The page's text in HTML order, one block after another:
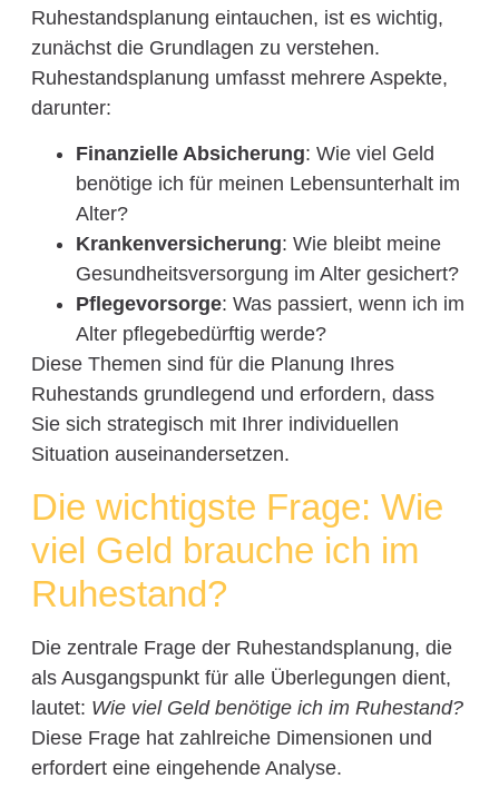
Ruhestandsplanung eintauchen, ist es wichtig,
zunächst die Grundlagen zu verstehen.
Ruhestandsplanung umfasst mehrere Aspekte,
darunter:
Finanzielle Absicherung: Wie viel Geld
benötige ich für meinen Lebensunterhalt im
Alter?
Krankenversicherung: Wie bleibt meine
Gesundheitsversorgung im Alter gesichert?
Pflegevorsorge: Was passiert, wenn ich im
Alter pflegebedürftig werde?
Diese Themen sind für die Planung Ihres
Ruhestands grundlegend und erfordern, dass
Sie sich strategisch mit Ihrer individuellen
Situation auseinandersetzen.
Die wichtigste Frage: Wie
viel Geld brauche ich im
Ruhestand?
Die zentrale Frage der Ruhestandsplanung, die
als Ausgangspunkt für alle Überlegungen dient,
lautet: Wie viel Geld benötige ich im Ruhestand?
Diese Frage hat zahlreiche Dimensionen und
erfordert eine eingehende Analyse.